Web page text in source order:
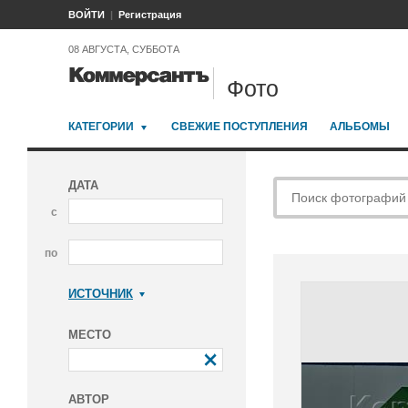
ВОЙТИ Регистрация
08 АВГУСТА, СУББОТА
Фото
КАТЕГОРИИ СВЕЖИЕ ПОСТУПЛЕНИЯ АЛЬБОМЫ
ДАТА
с
по
ИСТОЧНИК
МЕСТО
АВТОР